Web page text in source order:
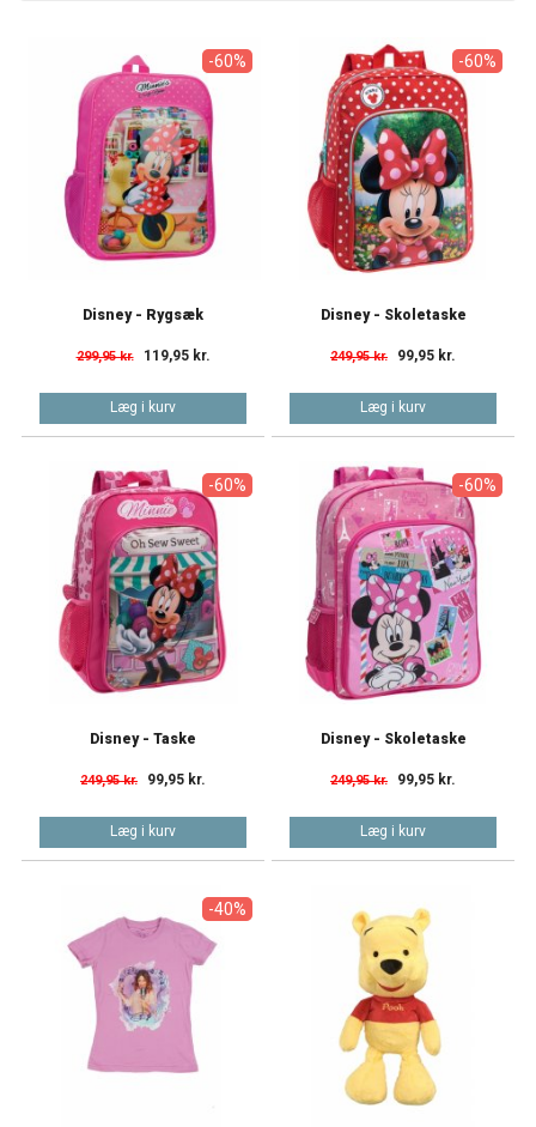
-60%
Disney - Rygsæk
299,95 kr. 119,95 kr.
Læg i kurv
-60%
Disney - Skoletaske
249,95 kr. 99,95 kr.
Læg i kurv
-60%
Disney - Taske
249,95 kr. 99,95 kr.
Læg i kurv
-60%
Disney - Skoletaske
249,95 kr. 99,95 kr.
Læg i kurv
-40%